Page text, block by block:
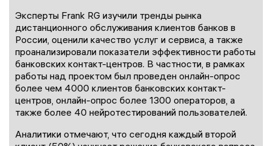
Эксперты Frank RG изучили тренды рынка
дистанционного обслуживания клиентов банков в
России, оценили качество услуг и сервиса, а также
проанализировали показатели эффективности работы
банковских контакт-центров. В частности, в рамках
работы над проектом был проведен онлайн-опрос
более чем 4000 клиентов банковских контакт-
центров, онлайн-опрос более 1300 операторов, а
также более 40 нейротестирований пользователей.
Аналитики отмечают, что сегодня каждый второй